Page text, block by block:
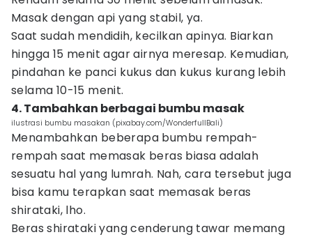
Masak dengan api yang stabil, ya.
Saat sudah mendidih, kecilkan apinya. Biarkan
hingga 15 menit agar airnya meresap. Kemudian,
pindahan ke panci kukus dan kukus kurang lebih
selama 10-15 menit.
4. Tambahkan berbagai bumbu masak
ilustrasi bumbu masakan (pixabay.com/WonderfullBali)
Menambahkan beberapa bumbu rempah-
rempah saat memasak beras biasa adalah
sesuatu hal yang lumrah. Nah, cara tersebut juga
bisa kamu terapkan saat memasak beras
shirataki, lho.
Beras shirataki yang cenderung tawar memang